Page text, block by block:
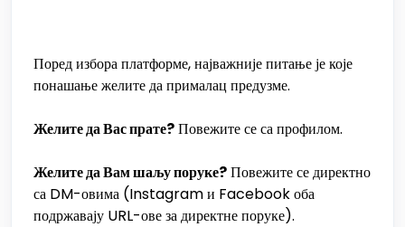
Поред избора платформе, најважније питање је које
понашање желите да прималац предузме.
Желите да Вас прате?Повежите се са профилом.
Желите да Вам шаљу поруке?Повежите се директно
са DM-овима (Instagram и Facebook оба
подржавају URL-ове за директне поруке).